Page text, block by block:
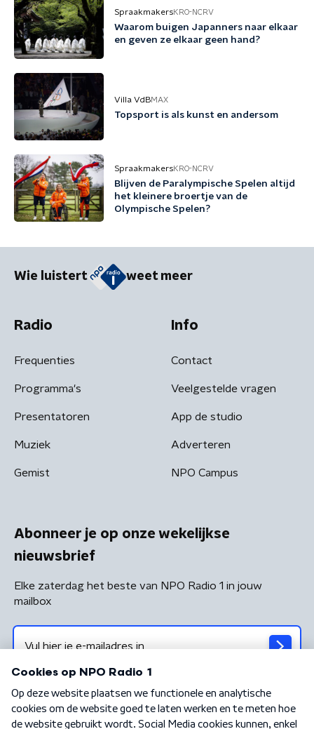
SpraakmakersKRO-NCRV
Waarom buigen Japanners naar elkaar
en geven ze elkaar geen hand?
Villa VdBMAX
Topsport is als kunst en andersom
SpraakmakersKRO-NCRV
Blijven de Paralympische Spelen altijd
het kleinere broertje van de
Olympische Spelen?
Wie luistert weet meer
Radio
Frequenties
Programma's
Presentatoren
Muziek
Gemist
Info
Contact
Veelgestelde vragen
App de studio
Adverteren
NPO Campus
Abonneer je op onze wekelijkse
nieuwsbrief
Elke zaterdag het beste van NPO Radio 1 in jouw
mailbox